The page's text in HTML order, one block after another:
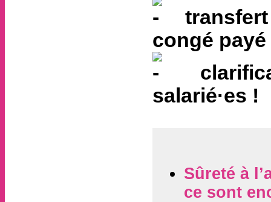
transfert
congé payé
salarié·es !
Sûreté à
ce sont